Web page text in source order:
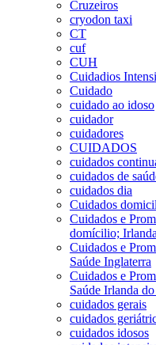
Cruzeiros
cryodon taxi
CT
cuf
CUH
Cuidadios
Cuidado
cuidado ao idoso
cuidador
cuidadores
CUIDADOS
cuidados
cuidados de
cuidados dia
Cuidados
Cuidados e
domícilio; Irlanda
Cuidados e
Saúde Inglaterra
Cuidados e
Saúde Irlanda
cuidados gerais
cuidados
cuidados idosos